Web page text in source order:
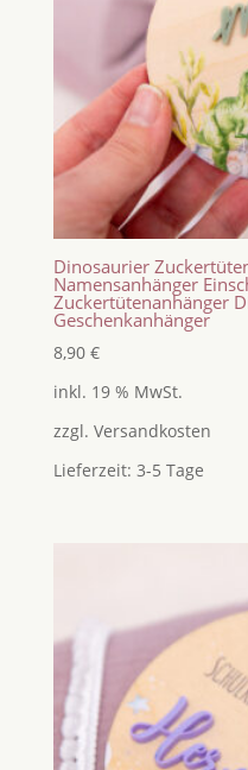
Dinosaurier
Namensanhänger
Zuckertütenanhänger
Geschenkanhänger
8,90 €
inkl. 19 % MwSt.
zzgl. Versandkosten
Lieferzeit: 3-5 Tage